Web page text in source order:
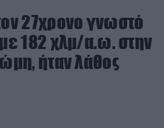
27χρονο γνωστό
182 χλμ/α.ω. στην
ήταν λάθος